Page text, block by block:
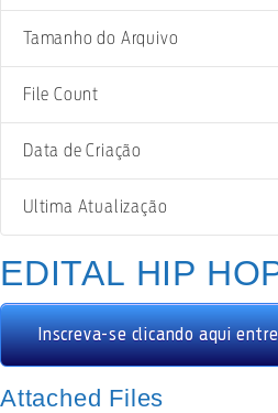
Tamanho do Arquivo
File Count
Data de Criação
Ultima Atualização
EDITAL HIP
Inscreva-se clicando aqui
Attached Files